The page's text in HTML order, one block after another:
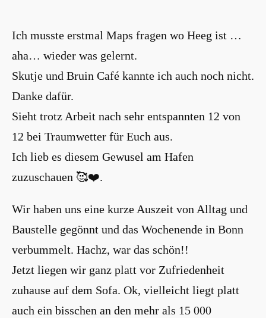
Ich musste erstmal Maps fragen wo Heeg ist …
aha… wieder was gelernt.
Skutje und Bruin Café kannte ich auch noch nicht.
Danke dafür.
Sieht trotz Arbeit nach sehr entspannten 12 von
12 bei Traumwetter für Euch aus.
Ich lieb es diesem Gewusel am Hafen
zuzuschauen 🥰❤️.
Wir haben uns eine kurze Auszeit von Alltag und
Baustelle gegönnt und das Wochenende in Bonn
verbummelt. Hachz, war das schön!!
Jetzt liegen wir ganz platt vor Zufriedenheit
zuhause auf dem Sofa. Ok, vielleicht liegt platt
auch ein bisschen an den mehr als 15 000